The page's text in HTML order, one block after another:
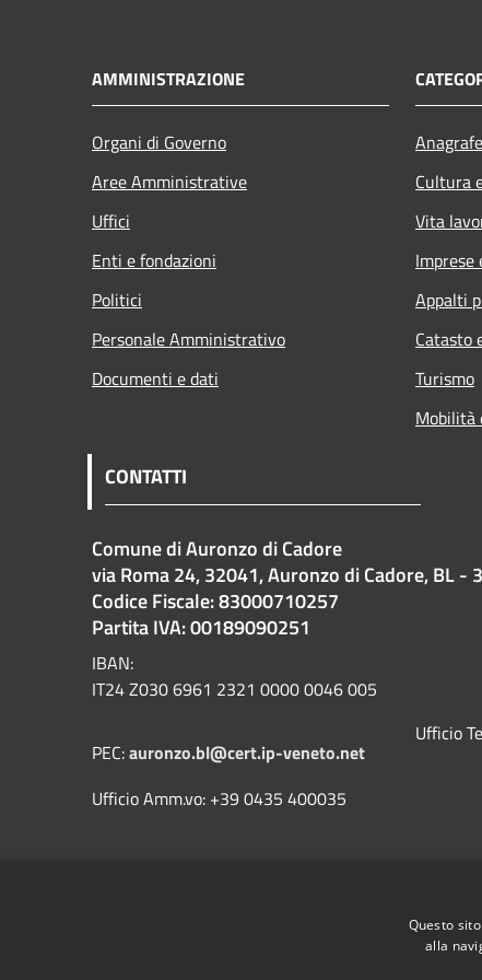
AMMINISTRAZIONE
Organi di Governo
Aree Amministrative
Uffici
Enti e fondazioni
Politici
Personale Amministrativo
Documenti e dati
Cultura
Vita
Imprese
Appalti
Catasto
Turismo
Mobilità
CONTATTI
Comune di Auronzo di Cadore
via Roma 24, 32041, Auronzo di Cadore, BL -
Codice Fiscale: 83000710257
Partita IVA: 00189090251
IBAN:
IT24 Z030 6961 2321 0000 0046 005
PEC:auronzo.bl@cert.ip-veneto.net
Ufficio Amm.vo: +39 0435 400035
Ufficio
Questo
alla